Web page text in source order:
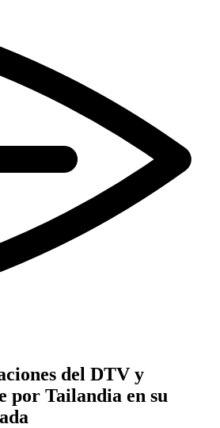
del DTV y
por Tailandia en su